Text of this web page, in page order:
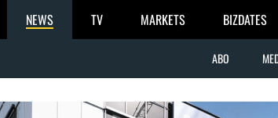
NEWS TV MARKETS BIZDATES
ABO